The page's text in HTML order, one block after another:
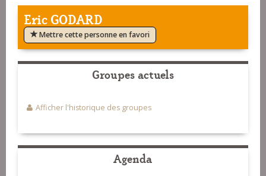
Eric GODARD
Mettre cette personne en favori
Groupes actuels
Afficher l'historique des groupes
Agenda